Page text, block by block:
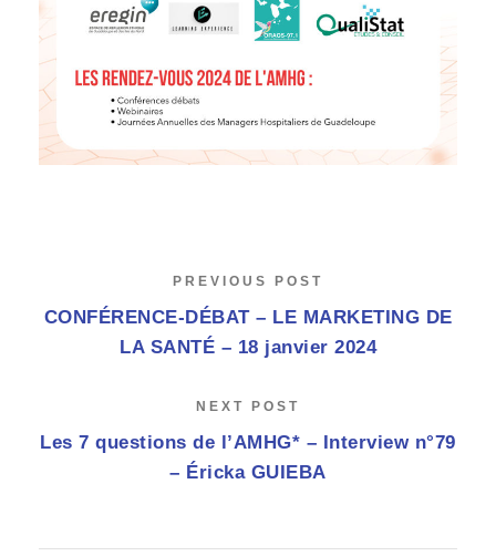
PREVIOUS POST
CONFÉRENCE-DÉBAT – LE MARKETING DE
LA SANTÉ – 18 janvier 2024
NEXT POST
Les 7 questions de l’AMHG* – Interview n°79
– Éricka GUIEBA